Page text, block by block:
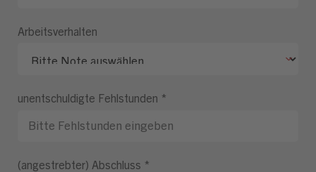
Arbeitsverhalten
unentschuldigte Fehlstunden *
(angestrebter) Abschluss *